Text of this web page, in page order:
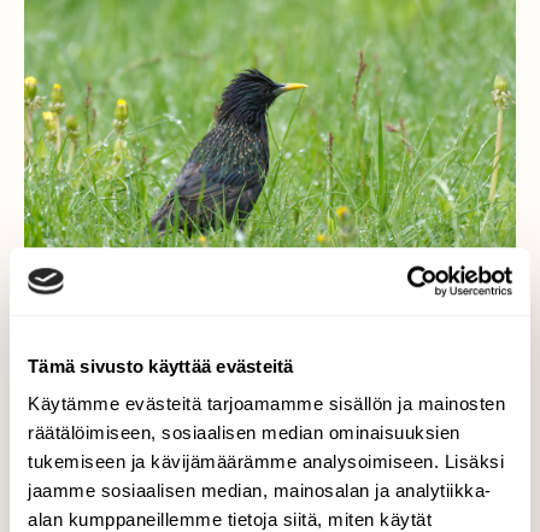
Tämä sivusto käyttää evästeitä
Käytämme evästeitä tarjoamamme sisällön ja mainosten
räätälöimiseen, sosiaalisen median ominaisuuksien
tukemiseen ja kävijämäärämme analysoimiseen. Lisäksi
jaamme sosiaalisen median, mainosalan ja analytiikka-
alan kumppaneillemme tietoja siitä, miten käytät
Kottarainen kosteassa
heinikossa